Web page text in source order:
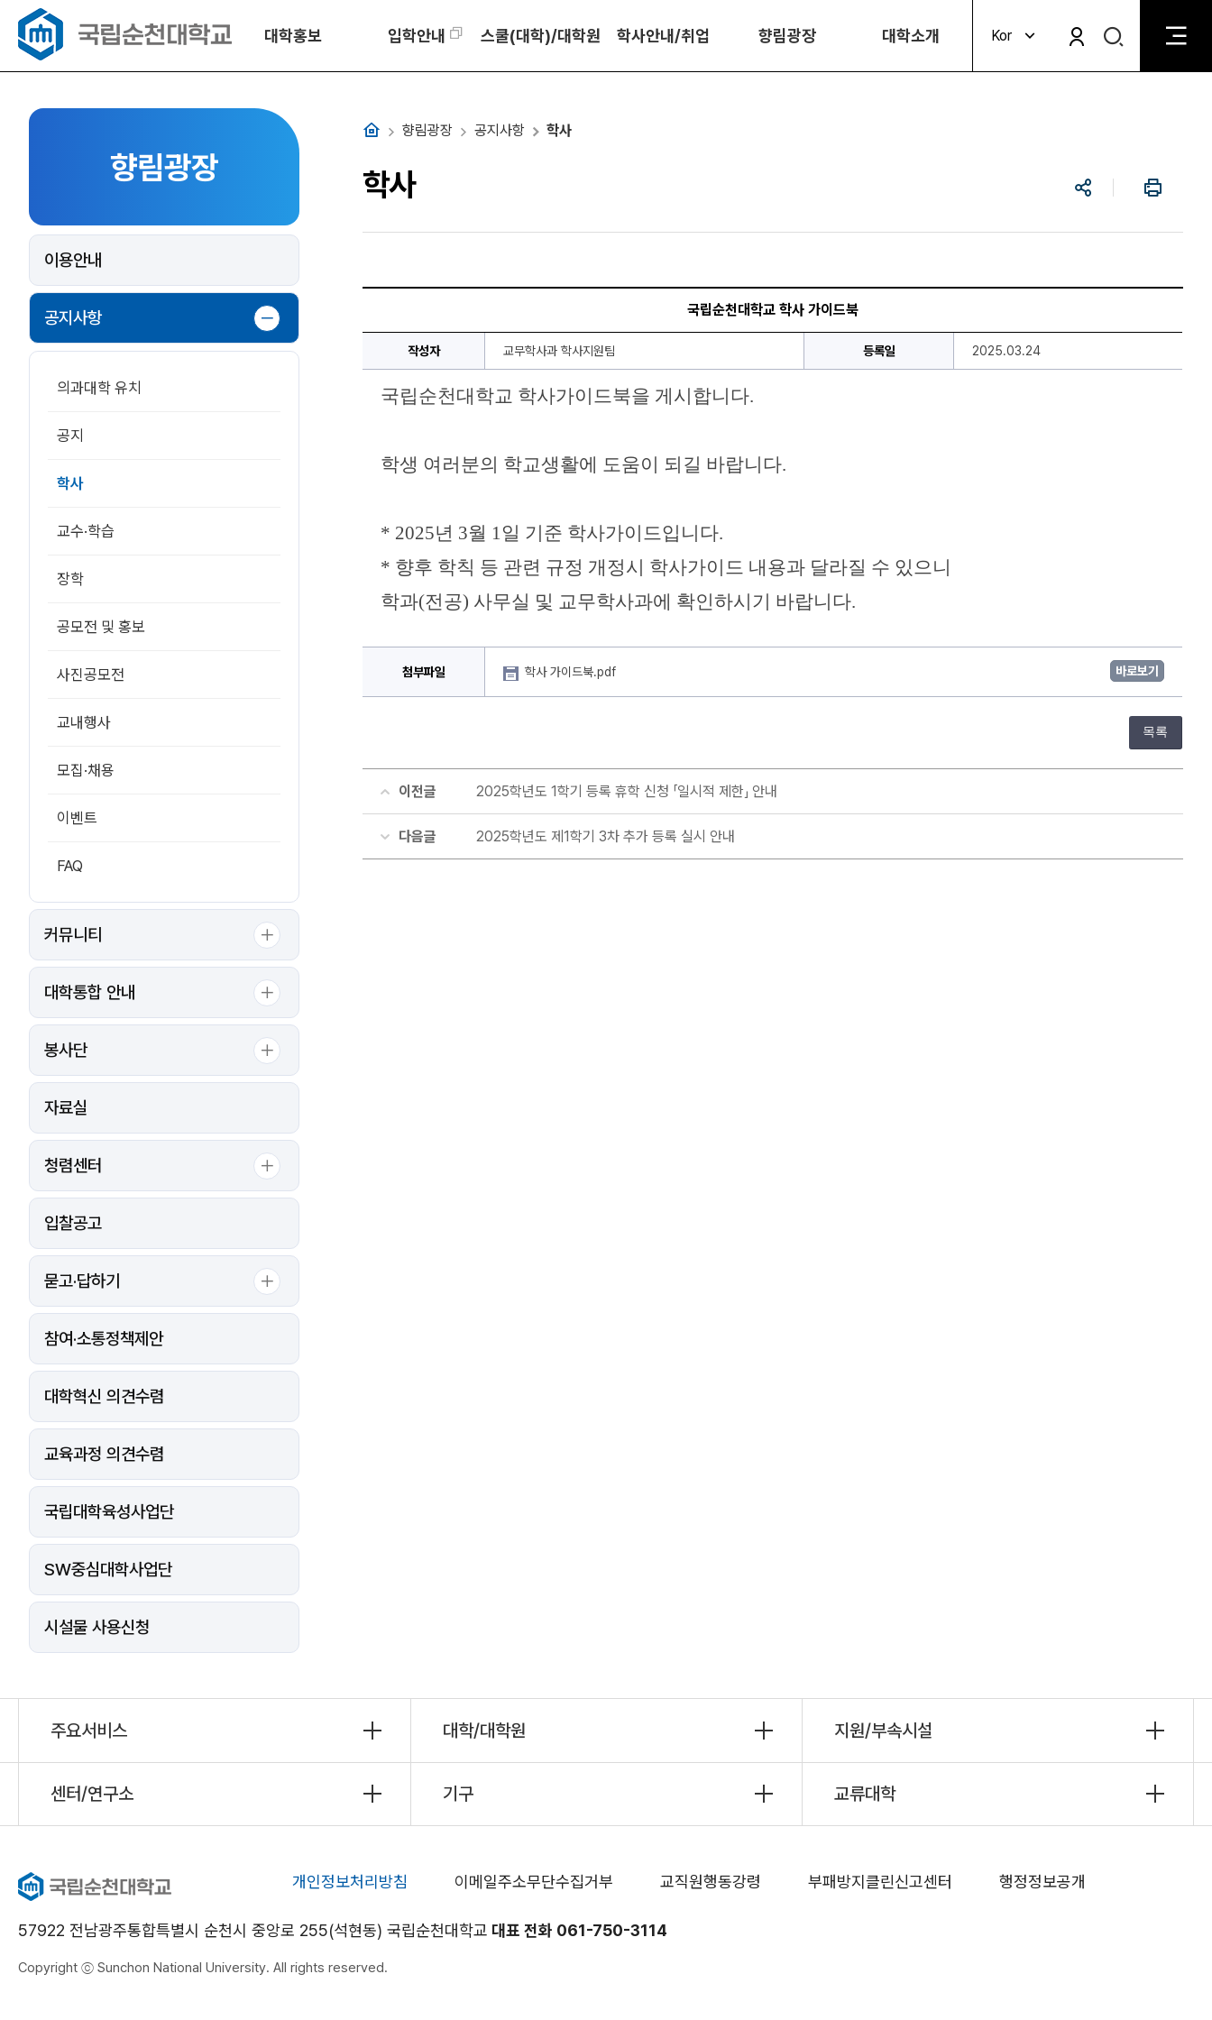
대학홍보 입학안내 스쿨(대학)/대학원 학사안내/취업 향림광장 대학소개 Kor
검
비
향림광장
이용안내
공지사항
의과대학 유치
공지
학사
교수·학습
장학
공모전 및 홍보
사진공모전
교내행사
모집·채용
이벤트
FAQ
커뮤니티
대학통합 안내
봉사단
자료실
청렴센터
입찰공고
묻고·답하기
참여·소통정책제안
대학혁신 의견수렴
교육과정 의견수렴
국립대학육성사업단
SW중심대학사업단
시설물 사용신청
홈 향림광장 공지사항 학사
학사
공
인
쇄
천
교
국립순천대학교 학사 가이드북
작성자 교무학사과 학사지원팀 등록일 2025.03.24
국립순천대학교 학사가이드북을 게시합니다.
학생 여러분의 학교생활에 도움이 되길 바랍니다.
* 2025년 3월 1일 기준 학사가이드입니다.
* 향후 학칙 등 관련 규정 개정시 학사가이드 내용과 달라질 수 있으니
학과(전공) 사무실 및 교무학사과에 확인하시기 바랍니다.
첨부파일 학사 가이드북.pdf 바로보기
목록
이전글 2025학년도 1학기 등록 휴학 신청 「일시적 제한」 안내
다음글 2025학년도 제1학기 3차 추가 등록 실시 안내
주요서비스 대학/대학원 지원/부속시설
센터/연구소 기구 교류대학
개인정보처리방침 이메일주소무단수집거부 교직원행동강령 부패방지클린신고센터 행정정보공개
57922 전남광주통합특별시 순천시 중앙로 255(석현동) 국립순천대학교 대표 전화 061-750-3114
Copyright ⓒ Sunchon National University. All rights reserved.